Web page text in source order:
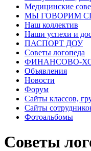
Медицинские
МЫ ГОВОРИМ
Наш коллектив
Наши успехи и
ПАСПОРТ ДОУ
Советы логопеда
ФИНАНСОВО-
Объявления
Новости
Форум
Сайты классов,
Сайты
Фотоальбомы
Советы